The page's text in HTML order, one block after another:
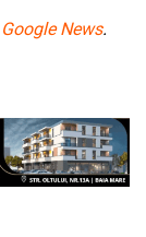
Google News.